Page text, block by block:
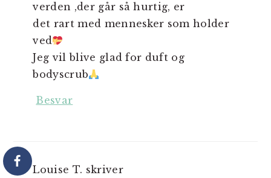
verden ,der går så hurtig, er
det rart med mennesker som holder
ved
Jeg vil blive glad for duft og
bodyscrub
Besvar
Louise T. skriver